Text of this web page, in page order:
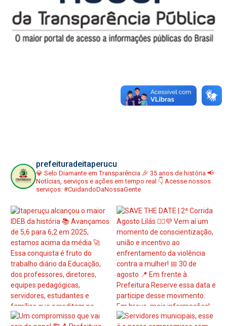
prefeituradeitaperucu
💎 Selo Diamante em Transparência 🎉 35 anos de história 📢
Notícias, serviços e ações em tempo real 👇 Acesse nossos
serviços: #CuidandoDaNossaGente